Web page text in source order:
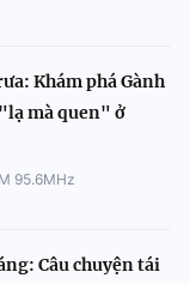
Khám phá Gành
mà quen" ở
95.6MHz
Câu chuyện tái